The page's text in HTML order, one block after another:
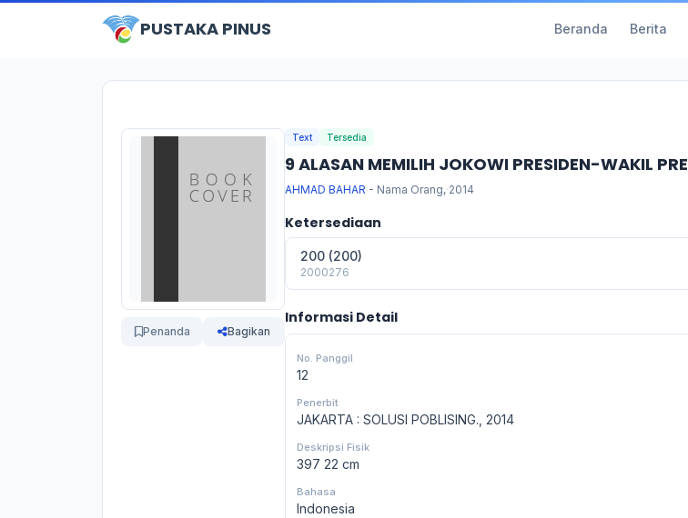
PUSTAKA PINUS Beranda Berita
Penanda Bagikan
Text Tersedia
9 ALASAN MEMILIH JOKOWI PRESIDEN-WAKIL
AHMAD BAHAR - Nama Orang,·2014
Ketersediaan
200 (200)
2000276
Informasi Detail
No. Panggil
12
Penerbit
JAKARTA : SOLUSI POBLISING., 2014
Deskripsi Fisik
397 22 cm
Bahasa
Indonesia